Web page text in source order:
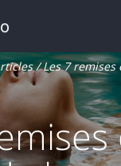
/ Les 7 remises